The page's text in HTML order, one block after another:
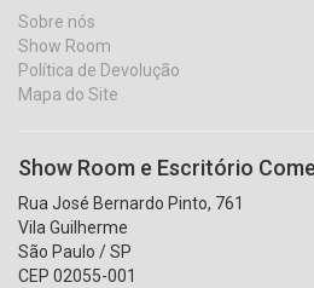
Sobre nós
Show Room
Política de Devolução
Mapa do Site
Show Room e Escritório
Rua José Bernardo Pinto, 761
Vila Guilherme
São Paulo / SP
CEP 02055-001